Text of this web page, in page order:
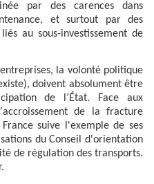
par des carences dans
et surtout par des
au sous-investissement de
la volonté politique
doivent absolument être
de l’État. Face aux
de la fracture
suive l'exemple de ses
du Conseil d'orientation
de régulation des transports.